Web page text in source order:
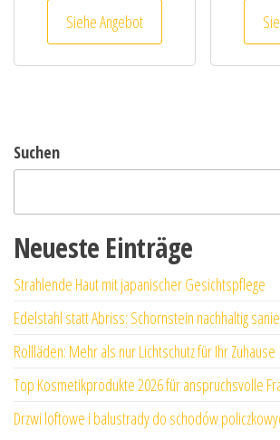
Siehe Angebot
Suchen
Neueste Einträge
Strahlende Haut mit japanischer Gesichtspflege
Edelstahl statt Abriss: Schornstein nachhaltig
Rollläden: Mehr als nur Lichtschutz für Ihr Zuhause
Top Kosmetikprodukte 2026 für anspruchsvolle
Drzwi loftowe i balustrady do schodów